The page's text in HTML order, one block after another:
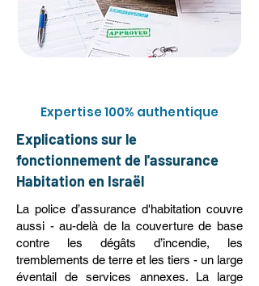
Expertise 100% authentique
Explications sur le
fonctionnement de l'assurance
Habitation en Israël
La police d’assurance d'habitation couvre
aussi - au-delà de la couverture de base
contre les dégâts d’incendie, les
tremblements de terre et les tiers - un large
éventail de services annexes. La large